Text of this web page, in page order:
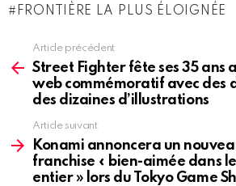
FRONTIÈRE LA PLUS ÉLOIGNÉE
more
Article précédent
Street Fighter fête ses 35 ans
web commémoratif avec des
des dizaines d’illustrations
Article suivant
Konami annoncera un
franchise « bien-aimée dans
entier » lors du Tokyo Game